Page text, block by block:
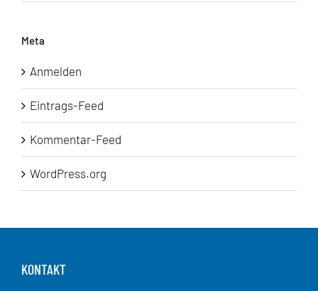
Meta
Anmelden
Eintrags-Feed
Kommentar-Feed
WordPress.org
KONTAKT